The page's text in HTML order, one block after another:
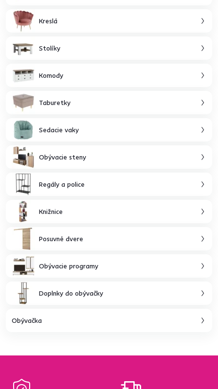
Kreslá
Stolíky
Komody
Taburetky
Sedacie vaky
Obývacie steny
Regály a police
Knižnice
Posuvné dvere
Obývacie programy
Doplnky do obývačky
Obývačka